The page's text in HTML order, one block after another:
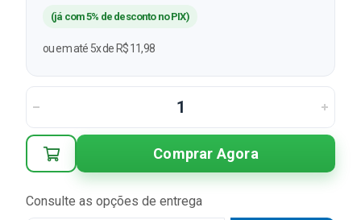
(já com 5% de desconto no PIX)
ou em até 5x de R$ 11,98
Comprar Agora
Consulte as opções de entrega